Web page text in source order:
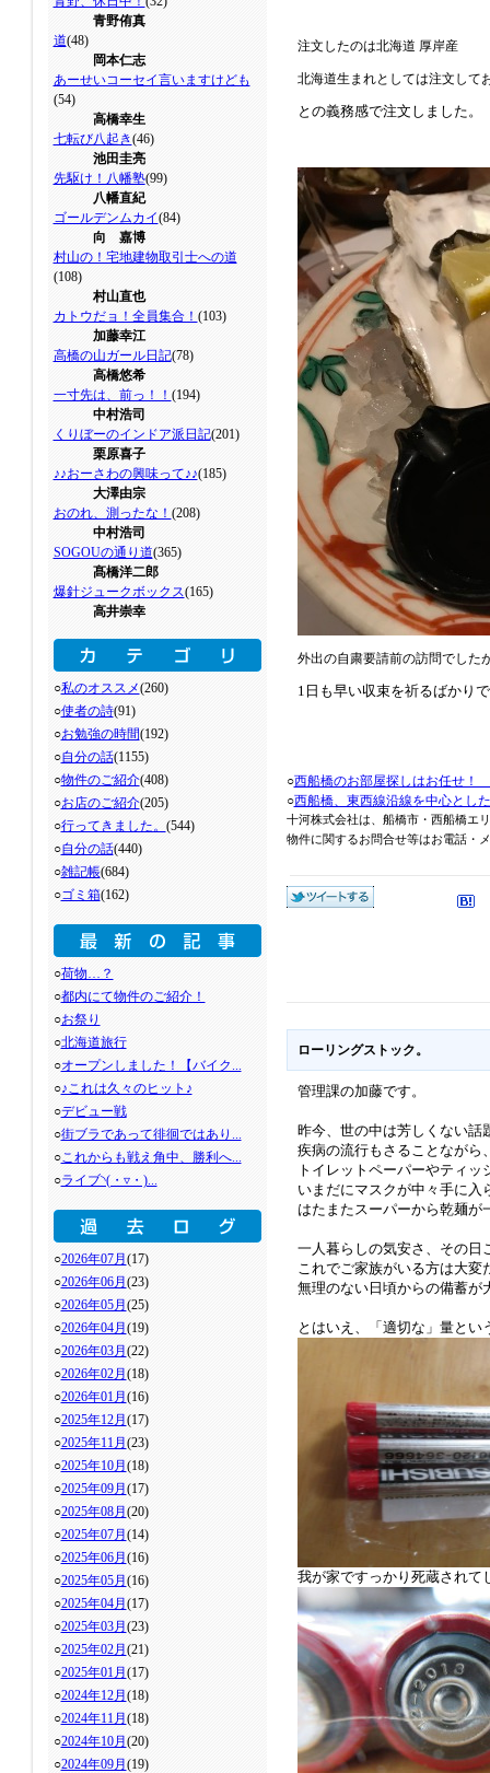
青野侑真
道(48)
岡本仁志
あーせいコーセイ言いますけども
(54)
高橋幸生
七転び八起き(46)
池田圭亮
先駆け！八幡塾(99)
八幡直紀
ゴールデンムカイ(84)
向 嘉博
村山の！宅地建物取引士への道
(108)
村山直也
カトウだョ！全員集合！ (103)
加藤幸江
高橋の山ガール日記(78)
高橋悠希
一寸先は、前っ！！ (194)
中村浩司
くりぼーのインドア派日記(201)
栗原喜子
♪♪おーさわの興味って♪♪(185)
大澤由宗
おのれ、測ったな！ (208)
中村浩司
SOGOUの通り道(365)
髙橋洋二郎
爆針ジュークボックス(165)
高井崇幸
○私のオススメ(260)
○使者の詩(91)
○お勉強の時間(192)
○自分の話(1155)
○物件のご紹介(408)
○お店のご紹介(205)
○行ってきました。 (544)
○自分の話(440)
○雑記帳(684)
○ゴミ箱(162)
○荷物…？
○都内にて物件のご紹介！
○お祭り
○北海道旅行
○オープンしました！【バイク...
○♪これは久々のヒット♪
○デビュー戦
○街ブラであって徘徊ではあり...
○これからも戦え角中、勝利へ...
○ライブ◝(・▿・)...
○2026年07月 (17)
○2026年06月 (23)
○2026年05月 (25)
○2026年04月 (19)
○2026年03月 (22)
○2026年02月 (18)
○2026年01月 (16)
○2025年12月 (17)
○2025年11月 (23)
○2025年10月 (18)
○2025年09月 (17)
○2025年08月 (20)
○2025年07月 (14)
○2025年06月 (16)
○2025年05月 (16)
○2025年04月 (17)
○2025年03月 (23)
○2025年02月 (21)
○2025年01月 (17)
○2024年12月 (18)
○2024年11月 (18)
○2024年10月 (20)
○2024年09月 (19)
注文したのは北海道 厚岸産
北海道生まれとしては注文して
との義務感で注文しました。
外出の自粛要請前の訪問でした
1日も早い収束を祈るばかり
○西船橋のお部屋探しはお任せ！
○西船橋、東西線沿線を中心とし
十河株式会社は、船橋市・西船橋エ
物件に関するお問合せ等はお電話・
ローリングストック。
管理課の加藤です。
昨今、世の中は芳しくない話
疾病の流行もさることながら
トイレットペーパーやティ
いまだにマスクが中々手に入
はたまたスーパーから乾麺が
一人暮らしの気安さ、その日
これでご家族がいる方は大変
無理のない日頃からの備蓄が
とはいえ、「適切な」量とい
我が家ですっかり死蔵されて